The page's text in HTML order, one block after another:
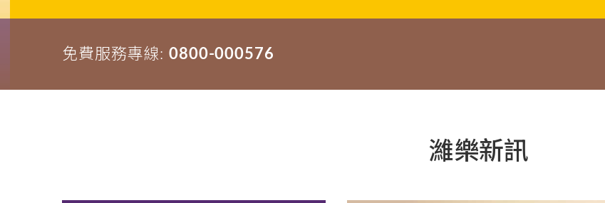
免費服務專線:0800-000576
濰樂新訊